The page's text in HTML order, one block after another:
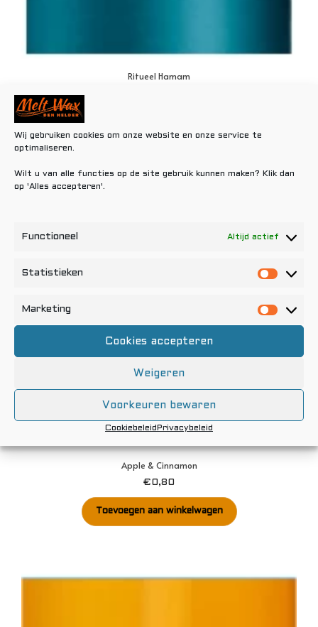
Wij gebruiken cookies om onze website en onze service te
optimaliseren.
Wilt u van alle functies op de site gebruik kunnen maken? Klik dan
op 'Alles accepteren'.
Functioneel Altijd actief
Statistieken
Marketing
Cookies accepteren
Weigeren
Voorkeuren bewaren
CookiebeleidPrivacybeleid
Ritueel Hamam
Apple & Cinnamon
€0,80
Toevoegen aan winkelwagen